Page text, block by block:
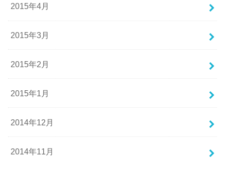
2015年4月
2015年3月
2015年2月
2015年1月
2014年12月
2014年11月